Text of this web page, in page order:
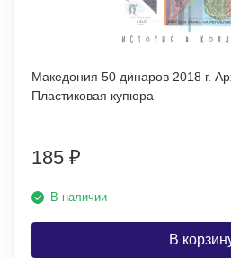
Македония 50 динаров 2018 г.
Пластиковая купюра
185 ₽
В наличии
В